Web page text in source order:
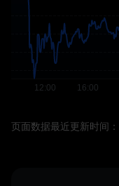
页面数据最近更新时间：